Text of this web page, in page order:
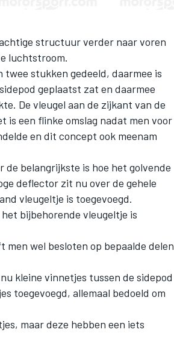
structuur verder naar voren
luchtstroom.
stukken gedeeld, daarmee is
geplaatst zat en daarmee
De vleugel aan de zijkant van de
is een flinke omslag nadat men voor
en dit concept ook meenam
de belangrijkste is hoe het golvende
deflector zit nu over de gehele
vleugeltje is toegevoegd.
bijbehorende vleugeltje is
men wel besloten op bepaalde delen
kleine vinnetjes tussen de sidepod
toegevoegd, allemaal bedoeld om
maar deze hebben een iets